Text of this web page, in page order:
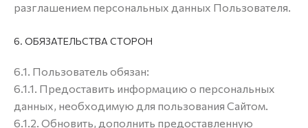
разглашением персональных данных Пользователя.
6. ОБЯЗАТЕЛЬСТВА СТОРОН
6.1. Пользователь обязан:
6.1.1. Предоставить информацию о персональных
данных, необходимую для пользования Сайтом.
6.1.2. Обновить, дополнить предоставленную